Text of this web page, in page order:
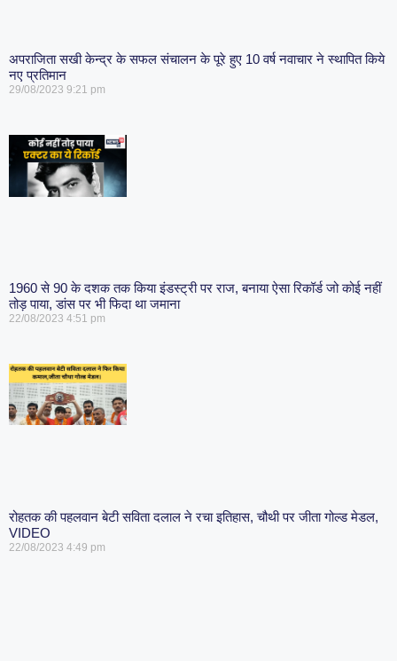
अपराजिता सखी केन्द्र के सफल संचालन के पूरे हुए 10 वर्ष नवाचार ने स्थापित किये
नए प्रतिमान
29/08/2023 9:21 pm
1960 से 90 के दशक तक किया इंडस्ट्री पर राज, बनाया ऐसा रिकॉर्ड जो कोई नहीं
तोड़ पाया, डांस पर भी फिदा था जमाना
22/08/2023 4:51 pm
रोहतक की पहलवान बेटी सविता दलाल ने रचा इतिहास, चौथी पर जीता गोल्ड मेडल,
VIDEO
22/08/2023 4:49 pm